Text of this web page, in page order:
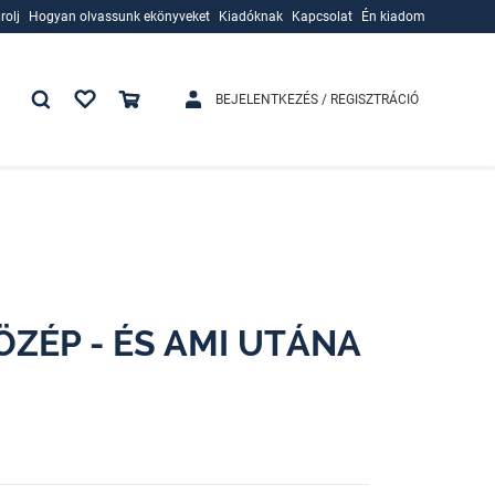
Hogyan olvassunk ekönyveket
Kiadóknak
Kapcsolat Én kiadom
BEJELENTKEZÉS / REGISZTRÁCIÓ
- ÉS AMI UTÁNA